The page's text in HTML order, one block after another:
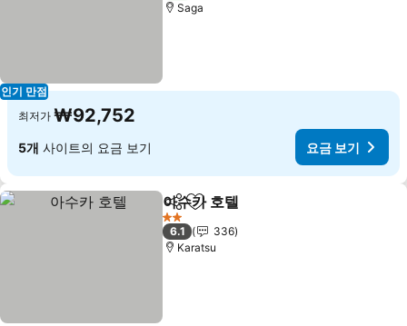
인기 만점
Saga
최저가 ₩92,752
5개 사이트의 요금 보기 요금 보기
공유 즐겨찾기에 추가
아수카 호텔
2 성급
6.1
336
Karatsu